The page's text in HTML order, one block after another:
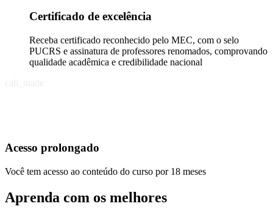
Certificado de excelência
Receba certificado reconhecido pelo MEC, com o selo
PUCRS e assinatura de professores renomados, comprovando
qualidade acadêmica e credibilidade nacional
Acesso prolongado
Você tem acesso ao conteúdo do curso por 18 meses
Aprenda com os melhores